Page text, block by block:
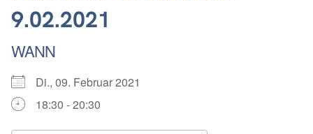
9.02.2021
WANN
Di., 09. Februar 2021
18:30 - 20:30